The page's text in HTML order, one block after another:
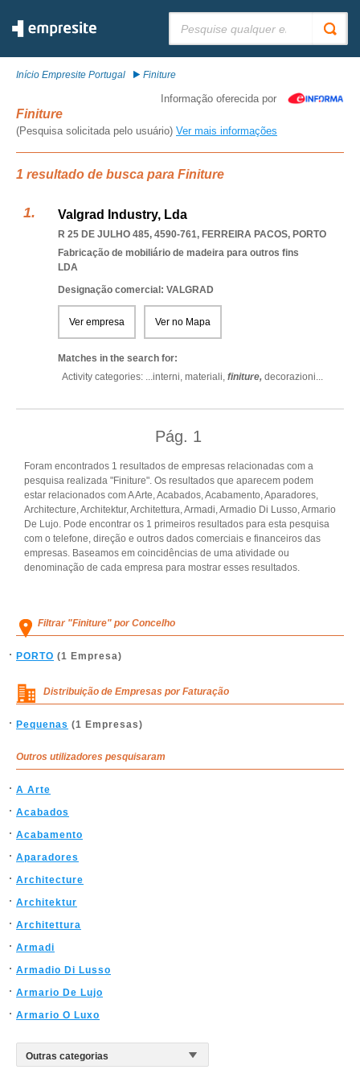
Início Empresite Portugal Finiture
Informação oferecida por
Finiture
(Pesquisa solicitada pelo usuário) Ver mais informações
1 resultado de busca para Finiture
Valgrad Industry, Lda
R 25 DE JULHO 485, 4590-761, FERREIRA PACOS, PORTO
Fabricação de mobiliário de madeira para outros fins
LDA
Designação comercial: VALGRAD
Ver empresa Ver no Mapa
Matches in the search for:
Activity categories: ...interni, materiali, finiture, decorazioni...
Pág. 1
Foram encontrados 1 resultados de empresas relacionadas com a
pesquisa realizada "Finiture". Os resultados que aparecem podem
estar relacionados com A Arte, Acabados, Acabamento, Aparadores,
Architecture, Architektur, Architettura, Armadi, Armadio Di Lusso, Armario
De Lujo. Pode encontrar os 1 primeiros resultados para esta pesquisa
com o telefone, direção e outros dados comerciais e financeiros das
empresas. Baseamos em coincidências de uma atividade ou
denominação de cada empresa para mostrar esses resultados.
Filtrar "Finiture" por Concelho
PORTO (1 Empresa)
Distribuição de Empresas por Faturação
Pequenas (1 Empresas)
Outros utilizadores pesquisaram
A Arte
Acabados
Acabamento
Aparadores
Architecture
Architektur
Architettura
Armadi
Armadio Di Lusso
Armario De Lujo
Armario O Luxo